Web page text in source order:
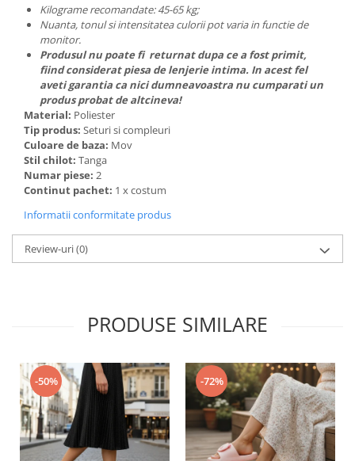
Kilograme recomandate: 45-65 kg;
Nuanta, tonul si intensitatea culorii pot varia in functie de
monitor.
Produsul nu poate fi returnat dupa ce a fost primit,
fiind considerat piesa de lenjerie intima. In acest fel
aveti garantia ca nici dumneavoastra nu cumparati un
produs probat de altcineva!
Material: Poliester
Tip produs: Seturi si compleuri
Culoare de baza: Mov
Stil chilot: Tanga
Numar piese: 2
Continut pachet: 1 x costum
Informatii conformitate produs
Review-uri(0)
PRODUSE SIMILARE
-50% -72%